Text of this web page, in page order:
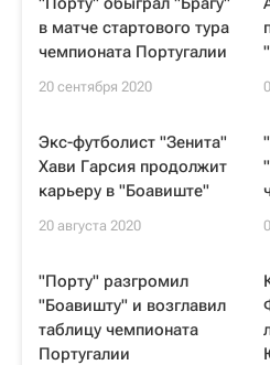
в матче стартового тура
чемпионата Португалии
20 сентября 2020
Экс-футболист "Зенита"
Хави Гарсия продолжит
карьеру в "Боавиште"
20 августа 2020
"Порту" разгромил
"Боавишту" и возглавил
таблицу чемпионата
Португалии